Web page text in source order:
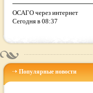
ОСАГО через интернет
Сегодня в 08:37
Популярные новости